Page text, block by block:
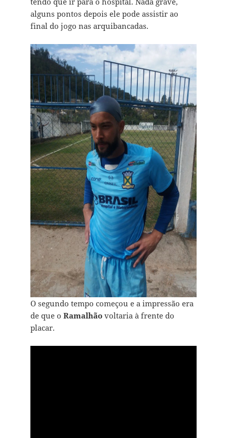
alguns pontos depois ele pode assistir ao
final do jogo nas arquibancadas.
O segundo tempo começou e a impressão era
de que o Ramalhãovoltaria à frente do
placar.